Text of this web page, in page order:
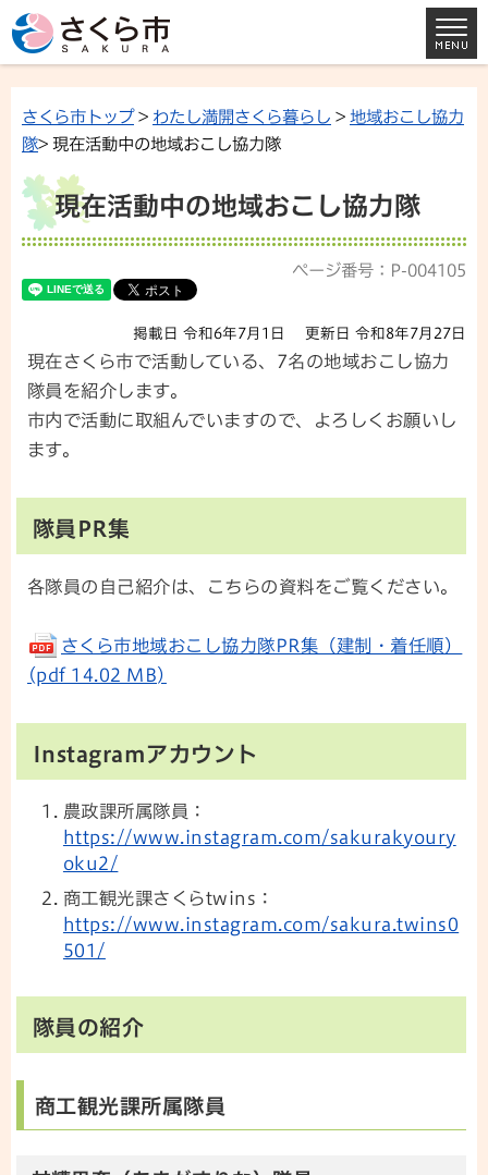
さくら市トップ> わたし満開さくら暮らし > 地域おこし協力
隊> 現在活動中の地域おこし協力隊
現在活動中の地域おこし協力隊
ページ番号：P-004105
掲載日 令和6年7月1日 更新日 令和8年7月27日
現在さくら市で活動している、7名の地域おこし協力
隊員を紹介します。
市内で活動に取組んでいますので、よろしくお願いし
ます。
隊員PR集
各隊員の自己紹介は、こちらの資料をご覧ください。
さくら市地域おこし協力隊PR集（建制・着任順）
(pdf 14.02 MB)
Instagramアカウント
農政課所属隊員：
https://www.instagram.com/sakurakyoury
oku2/
商工観光課さくらtwins：
https://www.instagram.com/sakura.twins0
501/
隊員の紹介
商工観光課所属隊員